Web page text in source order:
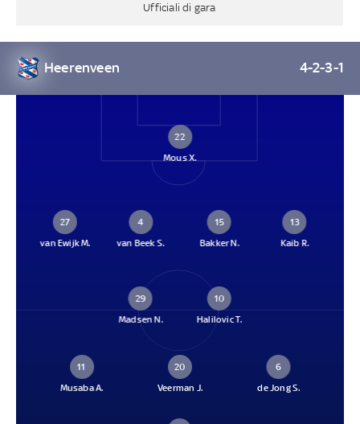
Ufficiali di gara
Heerenveen 4-2-3-1
22
Mous X.
27
van Ewijk M.
4
van Beek S.
15
Bakker N.
13
Kaib R.
29
Madsen N.
10
Halilovic T.
11
Musaba A.
20
Veerman J.
6
de Jong S.